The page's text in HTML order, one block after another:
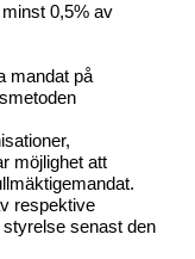
0,5% av
mandat på
möjlighet att
respektive
senast den